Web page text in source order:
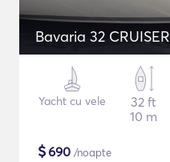
Bavaria 32 CRUISER
Yacht cu vele
32 ft
10 m
$690 /noapte